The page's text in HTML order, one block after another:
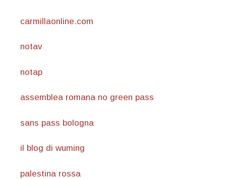
carmillaonline.com
notav
notap
assemblea romana no green pass
sans pass bologna
il blog di wuming
palestina rossa